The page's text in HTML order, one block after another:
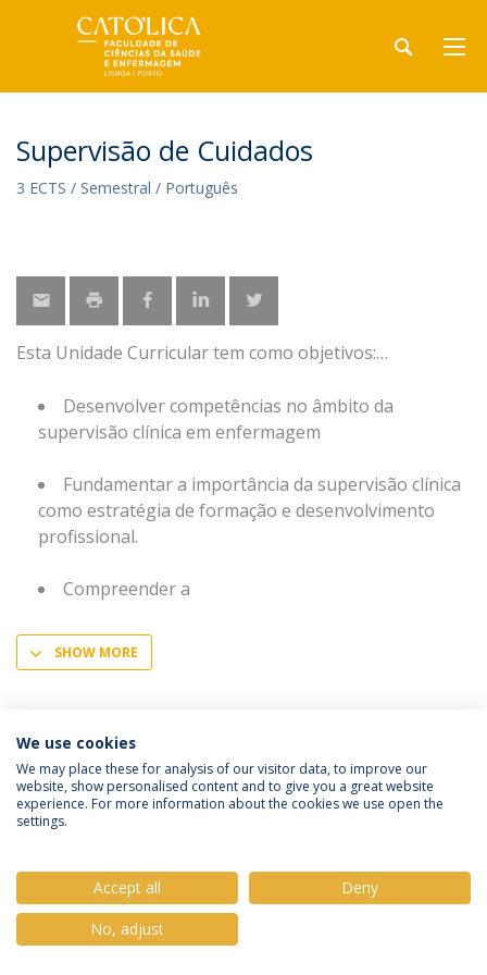
Supervisão de Cuidados
3 ECTS / Semestral / Português
Esta Unidade Curricular tem como objetivos:
Desenvolver competências no âmbito da
supervisão clínica em enfermagem
Fundamentar a importância da supervisão clínica
como estratégia de formação e desenvolvimento
profissional.
Compreender a
SHOW MORE
Política de Privacidade
Termos e Condições
Direitos do Titular dos Dados
© 2026 Universidade Católica Portuguesa
We use cookies
We may place these for analysis of our visitor data, to improve our
website, show personalised content and to give you a great website
experience. For more information about the cookies we use open the
settings.
Accept all
Deny
No, adjust